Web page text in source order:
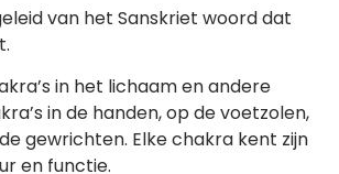
van het Sanskriet woord dat
in het lichaam en andere
in de handen, op de voetzolen,
gewrichten. Elke chakra kent zijn
en functie.